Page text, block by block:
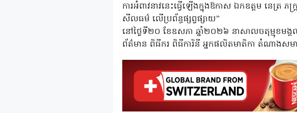
ការអំពាវនាវនេះធ្វើឡើងក្នុងឱកាស ឯកឧត្តម នេត្រ
សីលធម៌ លើប្រព័ន្ធផ្សព្វផ្សាយ”
នៅថ្ងៃទី២០ ខែឧសភា ឆ្នាំ២០២៦ នាសាលចតុម្មុខមង្
ព័ត៌មាន ពិធីករ ពិធីការិនី អ្នកផលិតមាតិកា តំណាងសម